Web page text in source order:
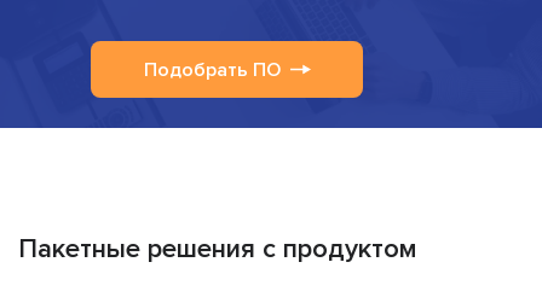
Подобрать ПО
Пакетные решения с продуктом